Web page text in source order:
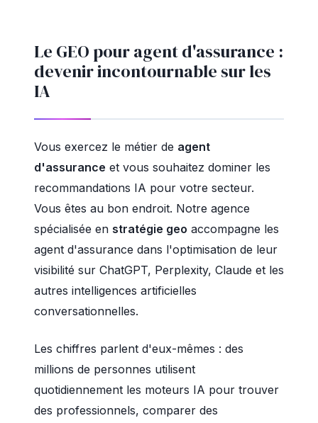
Le GEO pour agent d'assurance :
devenir incontournable sur les
IA
Vous exercez le métier de agent
d'assurance et vous souhaitez dominer les
recommandations IA pour votre secteur.
Vous êtes au bon endroit. Notre agence
spécialisée en stratégie geo accompagne les
agent d'assurance dans l'optimisation de leur
visibilité sur ChatGPT, Perplexity, Claude et les
autres intelligences artificielles
conversationnelles.
Les chiffres parlent d'eux-mêmes : des
millions de personnes utilisent
quotidiennement les moteurs IA pour trouver
des professionnels, comparer des